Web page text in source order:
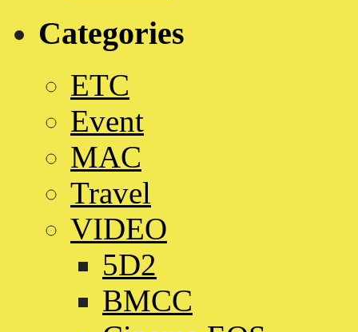
Categories
ETC
Event
MAC
Travel
VIDEO
5D2
BMCC